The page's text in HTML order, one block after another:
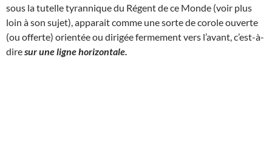
sous la tutelle tyrannique du Régent de ce Monde (voir plus
loin à son sujet), apparait comme une sorte de corole ouverte
(ou offerte) orientée ou dirigée fermement vers l’avant, c’est-à-
diresur une ligne horizontale.